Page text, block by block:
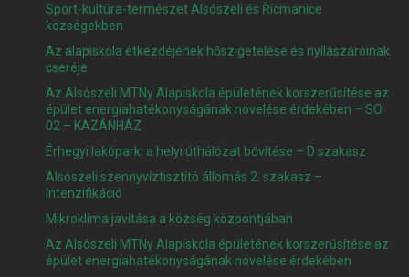
Sport-kultúra-természet Alsószeli és Řícmanice
községekben
Az alapiskola étkezdéjének hőszigetelése és nyílászáróinak
cseréje
Az Alsószeli MTNy Alapiskola épületének korszerűsítése az
épület energiahatékonyságának növelése érdekében – SO
02 – KAZÁNHÁZ
Érhegyi lakópark: a helyi úthálózat bővítése – D szakasz
Alsószeli szennyvíztisztító állomás 2. szakasz –
Intenzifikáció
Mikroklíma javítása a község központjában
Az Alsószeli MTNy Alapiskola épületének korszerűsítése az
épület energiahatékonyságának növelése érdekében